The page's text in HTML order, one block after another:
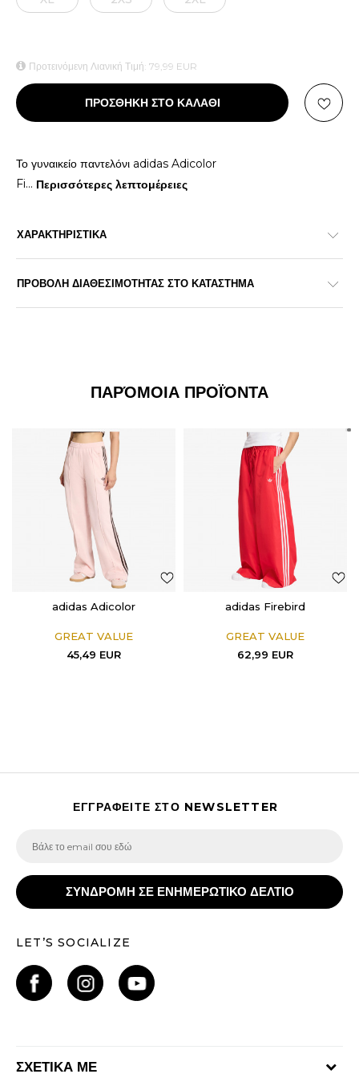
Προτεινόμενη Λιανική Τιμή: 79,99 EUR
ΠΡΟΣΘΗΚΗ ΣΤΟ ΚΑΛΑΘΙ
Το γυναικείο παντελόνι adidas Adicolor
Fi... Περισσότερες λεπτομέρειες
ΧΑΡΑΚΤΗΡΙΣΤΙΚΑ
ΠΡΟΒΟΛΗ ΔΙΑΘΕΣΙΜΟΤΗΤΑΣ ΣΤΟ ΚΑΤΑΣΤΗΜΑ
ΠΑΡΌΜΟΙΑ ΠΡΟΪΌΝΤΑ
adidas Adicolor
GREAT VALUE
45,49 EUR
adidas Firebird
GREAT VALUE
62,99 EUR
ΕΓΓΡΑΦΕΙΤΕ ΣΤΟ NEWSLETTER
ΣΥΝΔΡΟΜΗ ΣΕ ΕΝΗΜΕΡΩΤΙΚΟ ΔΕΛΤΙΟ
LET’S SOCIALIZE
ΣΧΕΤΙΚΑ ΜΕ